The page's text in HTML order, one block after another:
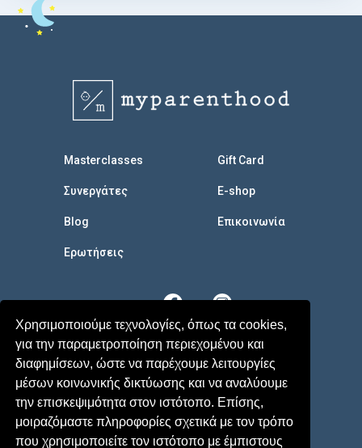
Χρησιμοποιούμε τεχνολογίες, όπως τα cookies,
για την παραμετροποίηση περιεχομένου και
διαφημίσεων, ώστε να παρέχουμε λειτουργίες
μέσων κοινωνικής δικτύωσης και να αναλύουμε
την επισκεψιμότητα στον ιστότοπο. Επίσης,
μοιραζόμαστε πληροφορίες σχετικά με τον τρόπο
που χρησιμοποιείτε τον ιστότοπο με έμπιστους
Masterclasses
Συνεργάτες
Blog
Eρωτήσεις
Gift Card
E-shop
Επικοινωνία